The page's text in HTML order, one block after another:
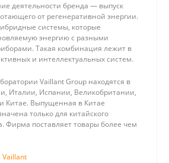
деятельности бренда — выпуск
от регенеративной энергии.
системы, которые
энергию с разными
Такая комбинация лежит в
и интеллектуальных систем.
Vaillant Group находятся в
Италии, Испании, Великобритании,
Китае. Выпущенная в Китае
только для китайского
Фирма поставляет товары более чем
Vaillant